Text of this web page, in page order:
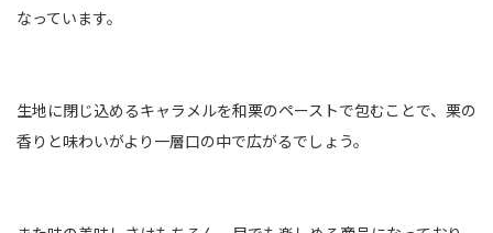
なっています。
生地に閉じ込めるキャラメルを和栗のペーストで包むことで、栗の
香りと味わいがより一層口の中で広がるでしょう。